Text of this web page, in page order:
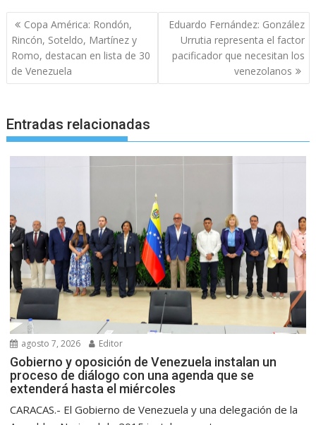
Navegación
de
entradas
Copa América: Rondón,
Rincón, Soteldo, Martínez y
Romo, destacan en lista de 30
de Venezuela
Eduardo Fernández: González
Urrutia representa el factor
pacificador que necesitan los
venezolanos
Entradas relacionadas
agosto 7, 2026 Editor
Gobierno y oposición de Venezuela instalan un
proceso de diálogo con una agenda que se
extenderá hasta el miércoles
CARACAS.- El Gobierno de Venezuela y una delegación de la